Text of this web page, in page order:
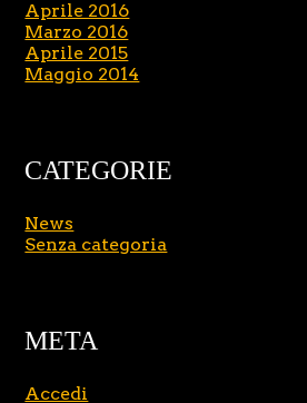
Aprile 2016
Marzo 2016
Aprile 2015
Maggio 2014
CATEGORIE
News
Senza categoria
META
Accedi